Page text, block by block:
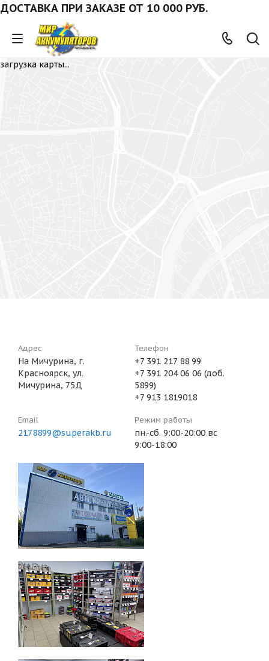
ПРИ ЗАКАЗЕ ОТ 10 000 РУБ.
загрузка карты...
Адрес
На Мичурина, г.
Красноярск, ул.
Мичурина, 75Д
Телефон
+7 391 217 88 99
+7 391 204 06 06 (доб.
5899)
+7 913 1819018
Email
2178899@superakb.ru
Режим работы
пн.-сб. 9:00-20:00 вс
9:00-18:00